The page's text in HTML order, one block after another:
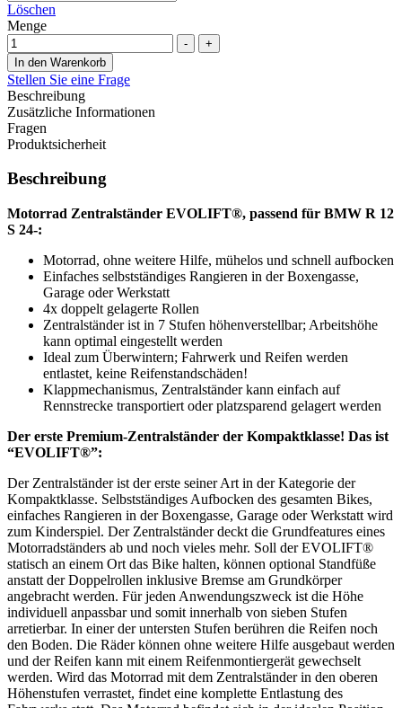
Löschen
Menge
-
+
In den Warenkorb
Stellen Sie eine Frage
Beschreibung
Zusätzliche Informationen
Fragen
Produktsicherheit
Beschreibung
Motorrad Zentralständer EVOLIFT®, passend für BMW R 12
S 24-:
Motorrad, ohne weitere Hilfe, mühelos und schnell aufbocken
Einfaches selbstständiges Rangieren in der Boxengasse,
Garage oder Werkstatt
4x doppelt gelagerte Rollen
Zentralständer ist in 7 Stufen höhenverstellbar; Arbeitshöhe
kann optimal eingestellt werden
Ideal zum Überwintern; Fahrwerk und Reifen werden
entlastet, keine Reifenstandschäden!
Klappmechanismus, Zentralständer kann einfach auf
Rennstrecke transportiert oder platzsparend gelagert werden
Der erste Premium-Zentralständer der Kompaktklasse! Das ist
“EVOLIFT®”:
Der Zentralständer ist der erste seiner Art in der Kategorie der
Kompaktklasse. Selbstständiges Aufbocken des gesamten Bikes,
einfaches Rangieren in der Boxengasse, Garage oder Werkstatt wird
zum Kinderspiel. Der Zentralständer deckt die Grundfeatures eines
Motorradständers ab und noch vieles mehr. Soll der EVOLIFT®
statisch an einem Ort das Bike halten, können optional Standfüße
anstatt der Doppelrollen inklusive Bremse am Grundkörper
angebracht werden. Für jeden Anwendungszweck ist die Höhe
individuell anpassbar und somit innerhalb von sieben Stufen
arretierbar. In einer der untersten Stufen berühren die Reifen noch
den Boden. Die Räder können ohne weitere Hilfe ausgebaut werden
und der Reifen kann mit einem Reifenmontiergerät gewechselt
werden. Wird das Motorrad mit dem Zentralständer in den oberen
Höhenstufen verrastet, findet eine komplette Entlastung des